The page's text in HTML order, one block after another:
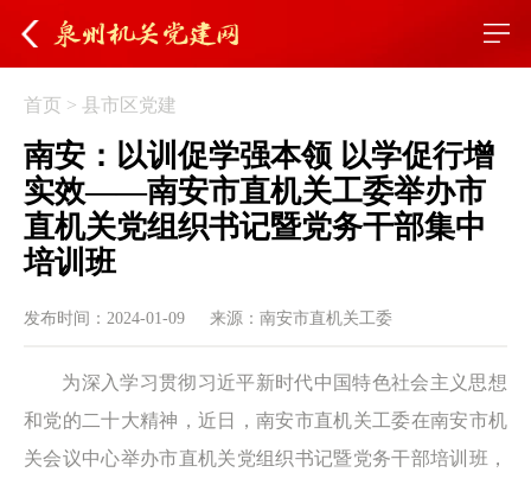
首页 >县市区党建
南安：以训促学强本领 以学促行增
实效——南安市直机关工委举办市
直机关党组织书记暨党务干部集中
培训班
发布时间：2024-01-09 来源：南安市直机关工委
为深入学习贯彻习近平新时代中国特色社会主义思想
和党的二十大精神，近日，南安市直机关工委在南安市机
关会议中心举办市直机关党组织书记暨党务干部培训班，